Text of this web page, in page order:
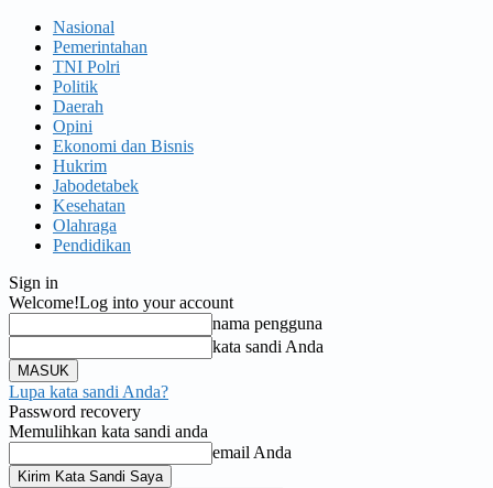
Nasional
Pemerintahan
TNI Polri
Politik
Daerah
Opini
Ekonomi dan Bisnis
Hukrim
Jabodetabek
Kesehatan
Olahraga
Pendidikan
Sign in
Welcome!Log into your account
nama pengguna
kata sandi Anda
Lupa kata sandi Anda?
Password recovery
Memulihkan kata sandi anda
email Anda